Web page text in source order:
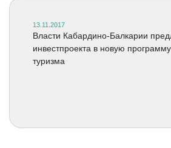
13.11.2017
Власти Кабардино-Балкарии
инвестпроекта в новую
туризма